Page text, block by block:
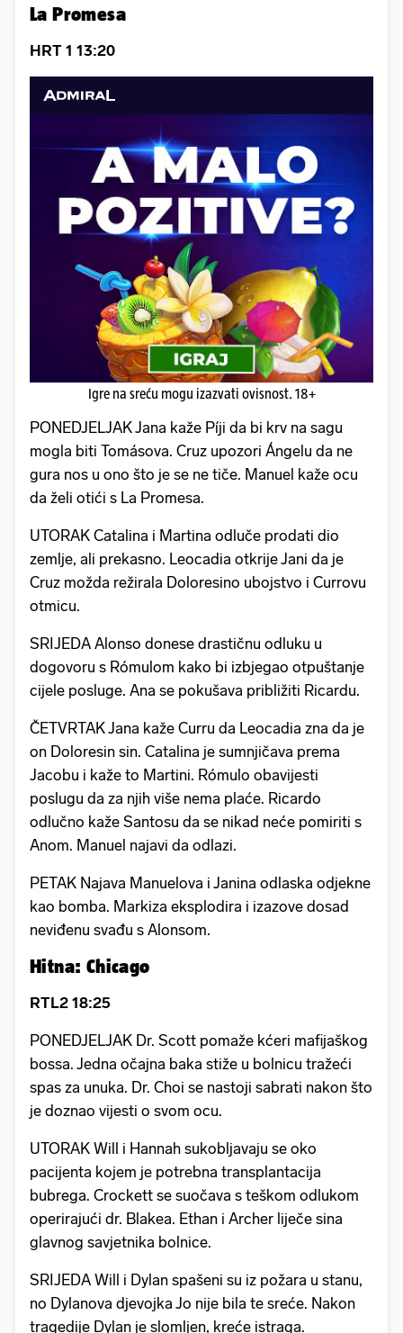
La Promesa
HRT 1 13:20
Igre na sreću mogu izazvati ovisnost. 18+
PONEDJELJAK Jana kaže Píji da bi krv na sagu
mogla biti Tomásova. Cruz upozori Ángelu da ne
gura nos u ono što je se ne tiče. Manuel kaže ocu
da želi otići s La Promesa.
UTORAK Catalina i Martina odluče prodati dio
zemlje, ali prekasno. Leocadia otkrije Jani da je
Cruz možda režirala Doloresino ubojstvo i Currovu
otmicu.
SRIJEDA Alonso donese drastičnu odluku u
dogovoru s Rómulom kako bi izbjegao otpuštanje
cijele posluge. Ana se pokušava približiti Ricardu.
ČETVRTAK Jana kaže Curru da Leocadia zna da je
on Doloresin sin. Catalina je sumnjičava prema
Jacobu i kaže to Martini. Rómulo obavijesti
poslugu da za njih više nema plaće. Ricardo
odlučno kaže Santosu da se nikad neće pomiriti s
Anom. Manuel najavi da odlazi.
PETAK Najava Manuelova i Janina odlaska odjekne
kao bomba. Markiza eksplodira i izazove dosad
neviđenu svađu s Alonsom.
Hitna: Chicago
RTL2 18:25
PONEDJELJAK Dr. Scott pomaže kćeri mafijaškog
bossa. Jedna očajna baka stiže u bolnicu tražeći
spas za unuka. Dr. Choi se nastoji sabrati nakon što
je doznao vijesti o svom ocu.
UTORAK Will i Hannah sukobljavaju se oko
pacijenta kojem je potrebna transplantacija
bubrega. Crockett se suočava s teškom odlukom
operirajući dr. Blakea. Ethan i Archer liječe sina
glavnog savjetnika bolnice.
SRIJEDA Will i Dylan spašeni su iz požara u stanu,
no Dylanova djevojka Jo nije bila te sreće. Nakon
tragedije Dylan je slomljen, kreće istraga.